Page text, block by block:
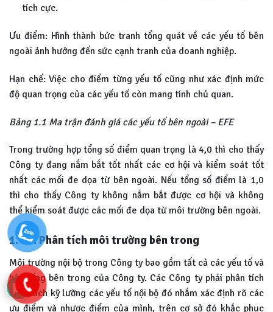
tích cực.
Ưu điểm: Hình thành bức tranh tổng quát về các yếu tố bên
ngoài ảnh hưởng đến sức cạnh tranh của doanh nghiệp.
Hạn chế: Việc cho điểm từng yếu tố cũng như xác định mức
độ quan trọng của các yếu tố còn mang tính chủ quan.
Bảng 1.1 Ma trận đánh giá các yếu tố bên ngoài – EFE
Trong trường hợp tổng số điểm quan trọng là 4,0 thì cho thấy
Công ty đang nắm bắt tốt nhất các cơ hội và kiểm soát tốt
nhất các mối đe dọa từ bên ngoài. Nếu tổng số điểm là 1,0
thì cho thấy Công ty không nắm bắt được cơ hội và không
thể kiểm soát được các mối đe dọa từ môi trường bên ngoài.
1.4.3. Phân tích môi trường bên trong
Môi trường nội bộ trong Công ty bao gồm tất cả các yếu tố và
hệ thống bên trong của Công ty. Các Công ty phải phân tích
một cách kỹ lưỡng các yếu tố nội bộ đó nhắm xác định rõ các
ưu điểm và nhược điểm của mình, trên cơ sở đó khắc phục